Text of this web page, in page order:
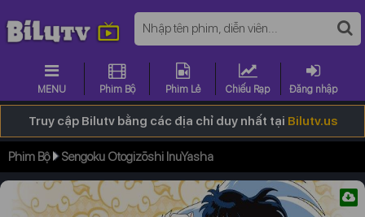
MENU Phim Bộ Phim Lẻ Chiếu Rạp Đăng nhập
Truy cập Bilutv bằng các địa chỉ duy nhất tại Bilutv.us
Phim Bộ Sengoku Otogizōshi InuYasha